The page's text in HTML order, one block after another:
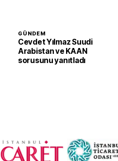
GÜNDEM
Cevdet Yılmaz Suudi
Arabistan ve KAAN
sorusunu yanıtladı